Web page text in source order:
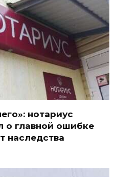
нотариус
о главной ошибке
наследства